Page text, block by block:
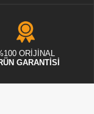
ORİJİNAL
GARANTİSİ